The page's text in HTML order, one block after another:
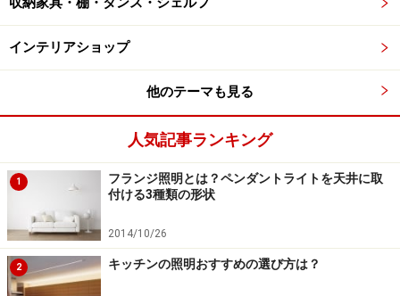
インテリアショップ
他のテーマも見る
人気記事ランキング
1
フランジ照明とは？ペンダントライトを天井に取
付ける3種類の形状
2014/10/26
2 キッチンの照明おすすめの選び方は？